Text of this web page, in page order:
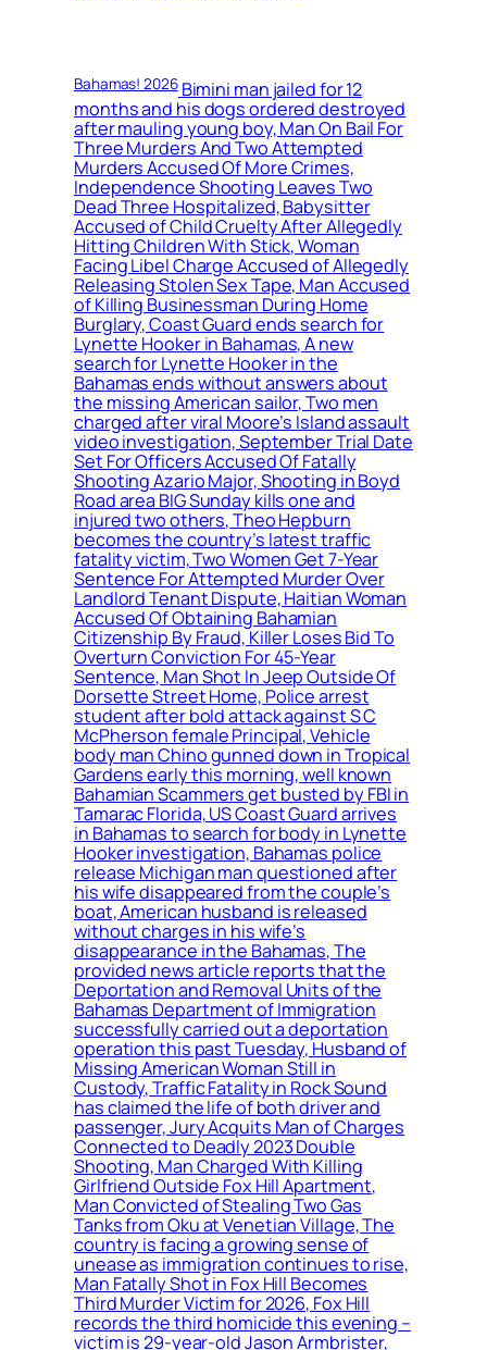
Bahamas! 2026Bimini man jailed for 12
months and his dogs ordered destroyed
after mauling young boy, Man On Bail For
Three Murders And Two Attempted
Murders Accused Of More Crimes,
Independence Shooting Leaves Two
Dead Three Hospitalized, Babysitter
Accused of Child Cruelty After Allegedly
Hitting Children With Stick, Woman
Facing Libel Charge Accused of Allegedly
Releasing Stolen Sex Tape, Man Accused
of Killing Businessman During Home
Burglary, Coast Guard ends search for
Lynette Hooker in Bahamas, A new
search for Lynette Hooker in the
Bahamas ends without answers about
the missing American sailor, Two men
charged after viral Moore’s Island assault
video investigation, September Trial Date
Set For Officers Accused Of Fatally
Shooting Azario Major, Shooting in Boyd
Road area BIG Sunday kills one and
injured two others, Theo Hepburn
becomes the country’s latest traffic
fatality victim, Two Women Get 7-Year
Sentence For Attempted Murder Over
Landlord Tenant Dispute, Haitian Woman
Accused Of Obtaining Bahamian
Citizenship By Fraud, Killer Loses Bid To
Overturn Conviction For 45-Year
Sentence, Man Shot In Jeep Outside Of
Dorsette Street Home, Police arrest
student after bold attack against S C
McPherson female Principal, Vehicle
body man Chino gunned down in Tropical
Gardens early this morning, well known
Bahamian Scammers get busted by FBI in
Tamarac Florida, US Coast Guard arrives
in Bahamas to search for body in Lynette
Hooker investigation, Bahamas police
release Michigan man questioned after
his wife disappeared from the couple’s
boat, American husband is released
without charges in his wife’s
disappearance in the Bahamas, The
provided news article reports that the
Deportation and Removal Units of the
Bahamas Department of Immigration
successfully carried out a deportation
operation this past Tuesday, Husband of
Missing American Woman Still in
Custody, Traffic Fatality in Rock Sound
has claimed the life of both driver and
passenger, Jury Acquits Man of Charges
Connected to Deadly 2023 Double
Shooting, Man Charged With Killing
Girlfriend Outside Fox Hill Apartment,
Man Convicted of Stealing Two Gas
Tanks from Oku at Venetian Village, The
country is facing a growing sense of
unease as immigration continues to rise,
Man Fatally Shot in Fox Hill Becomes
Third Murder Victim for 2026, Fox Hill
records the third homicide this evening –
victim is 29-year-old Jason Armbrister,